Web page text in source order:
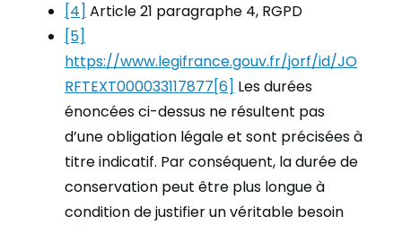
[4] Article 21 paragraphe 4, RGPD
[5]
https://www.legifrance.gouv.fr/jorf/id/JO
RFTEXT000033117877[6] Les durées
énoncées ci-dessus ne résultent pas
d’une obligation légale et sont précisées à
titre indicatif. Par conséquent, la durée de
conservation peut être plus longue à
condition de justifier un véritable besoin